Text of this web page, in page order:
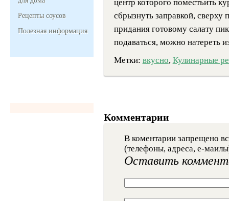
Рецепты соусов
Полезная информация
центр которого поместьить
сбрызнуть заправкой,
придания готовому салату
подаваться, можно натереть
Метки: вкусно, Кулинарные
Комментарии
В коментарии запрещено
(телефоны, адреса, е-
Оставить